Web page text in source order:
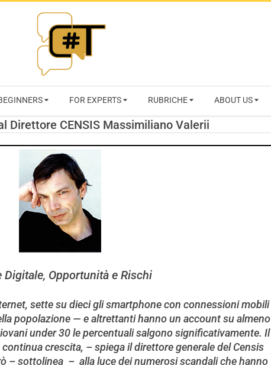
RIVISTA
CYBERSECURITY
TRENDS
FOR EXPERTS RUBRICHE ABOUT US
Direttore CENSIS Massimiliano Valerii
Digitale, Opportunità e Rischi
sette su dieci gli smartphone con connessioni mobili
popolazione — e altrettanti hanno un account su almeno
under 30 le percentuali salgono significativamente. Il
crescita, – spiega il direttore generale del Censis
– sottolinea – alla luce dei numerosi scandali che hanno